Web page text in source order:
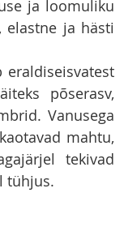
ja loomuliku
ja hästi
põserasv,
Vanusega
mahtu,
tekivad
tühjus.